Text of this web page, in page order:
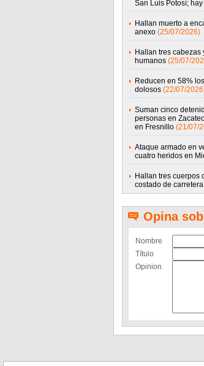
San Luis Potosí;
Hallan muerto a
anexo (25/07/2026)
Hallan tres cabezas
humanos (25/07/
Reducen en 58%
dolosos (22/07/
Suman cinco
personas en
en Fresnillo (21/07/
Ataque armado en
cuatro heridos en
Hallan tres cuerpos
costado de carretera
Opina
Nombre
Título
Opinion